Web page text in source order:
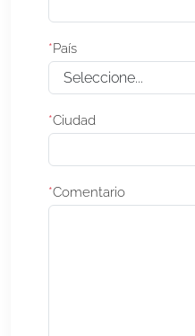
*País
*Ciudad
*Comentario